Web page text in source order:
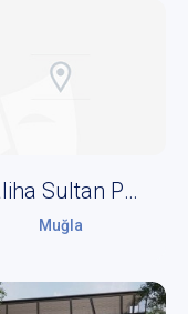
Saliha Sultan Paspatur
Muğla